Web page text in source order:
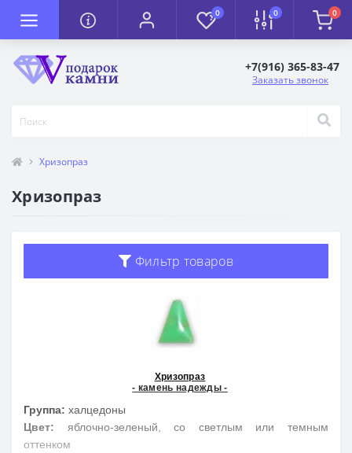
0 0 0
+7(916) 365-83-47
Заказать звонок
Хризопраз
Хризопраз
Фильтр товаров
Хризопраз
- камень надежды -
Группа: халцедоны
Цвет:
яблочно-зеленый, со светлым или темным
оттенком